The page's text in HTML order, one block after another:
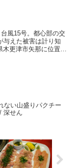
風15号。都心部の交
与えた被害は計り知
木更津市矢那に位置す
ない山盛りパクチー
深せん